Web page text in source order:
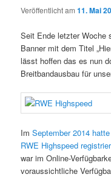
Veröffentlicht am11. Mai
Seit Ende letzter Woche
Banner mit dem Titel
lässt hoffen das es nun
Breitbandausbau für
ImSeptember 2014
RWE Highspeed
war im Online-
voraussichtliche